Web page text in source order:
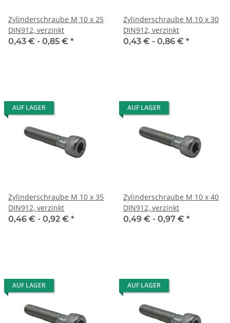
Zylinderschraube M 10 x 25
DIN912, verzinkt
0,43 € - 0,85 € *
Zylinderschraube M 10 x 30
DIN912, verzinkt
0,43 € - 0,86 € *
AUF LAGER
Zylinderschraube M 10 x 35
DIN912, verzinkt
0,46 € - 0,92 € *
AUF LAGER
Zylinderschraube M 10 x 40
DIN912, verzinkt
0,49 € - 0,97 € *
AUF LAGER AUF LAGER